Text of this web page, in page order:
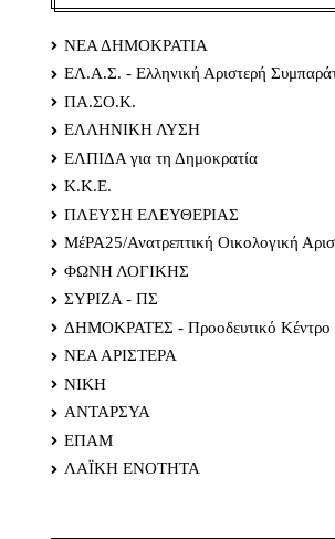
ΝΕΑ ΔΗΜΟΚΡΑΤΙΑ
ΕΛ.Α.Σ. - Ελληνική Αριστερή
ΠΑ.ΣΟ.Κ.
ΕΛΛΗΝΙΚΗ ΛΥΣΗ
ΕΛΠΙΔΑ για τη Δημοκρατία
Κ.Κ.Ε.
ΠΛΕΥΣΗ ΕΛΕΥΘΕΡΙΑΣ
ΜέΡΑ25/Ανατρεπτική Οικολογική
ΦΩΝΗ ΛΟΓΙΚΗΣ
ΣΥΡΙΖΑ - ΠΣ
ΔΗΜΟΚΡΑΤΕΣ - Προοδευτικό Κέντρο
ΝΕΑ ΑΡΙΣΤΕΡΑ
ΝΙΚΗ
ΑΝΤΑΡΣΥΑ
ΕΠΑΜ
ΛΑΪΚΗ ΕΝΟΤΗΤΑ